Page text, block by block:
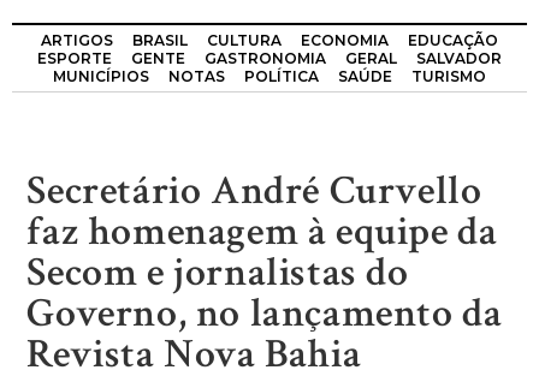
ARTIGOS BRASIL CULTURA ECONOMIA
EDUCAÇÃO
ESPORTE
GENTE GASTRONOMIA GERAL
SALVADOR
MUNICÍPIOS
NOTAS POLÍTICA SAÚDE TURISMO
Secretário André Curvello
faz homenagem à equipe da
Secom e jornalistas do
Governo, no lançamento da
Revista Nova Bahia